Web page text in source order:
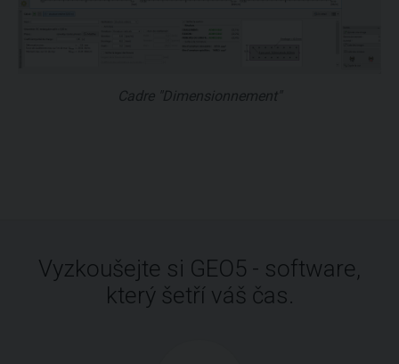
Cadre "Dimensionnement"
Vyzkoušejte si GEO5 - software,
který šetří váš čas.